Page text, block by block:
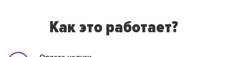
Как это работает?